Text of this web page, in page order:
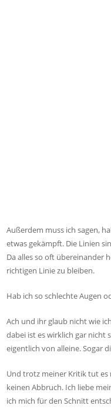
Außerdem muss ich sagen,
etwas gekämpft. Die Linien
Da alles so oft übereinander
richtigen Linie zu bleiben.
Hab ich so schlechte Augen
Ach und ihr glaub nicht wie
dabei ist es wirklich gar nicht
eigentlich von alleine. Sogar
Und trotz meiner Kritik tut es
keinen Abbruch. Ich liebe
ich mich für den Schnitt